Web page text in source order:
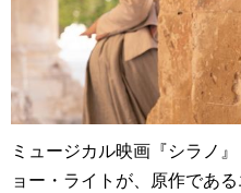
ミュージカル映画『シラノ
ョー・ライトが、原作であ